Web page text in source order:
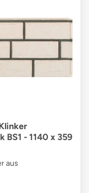
- 1140 x 359
aus